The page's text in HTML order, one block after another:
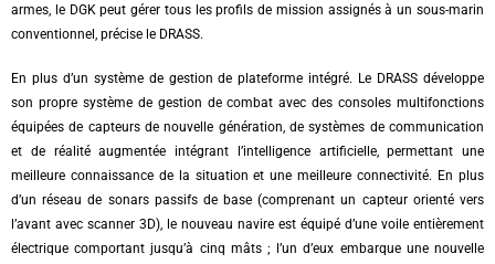
armes, le DGK peut gérer tous les profils de mission assignés à un sous-marin
conventionnel, précise le DRASS.
En plus d’un système de gestion de plateforme intégré. Le DRASS développe
son propre système de gestion de combat avec des consoles multifonctions
équipées de capteurs de nouvelle génération, de systèmes de communication
et de réalité augmentée intégrant l’intelligence artificielle, permettant une
meilleure connaissance de la situation et une meilleure connectivité. En plus
d’un réseau de sonars passifs de base (comprenant un capteur orienté vers
l’avant avec scanner 3D), le nouveau navire est équipé d’une voile entièrement
électrique comportant jusqu’à cinq mâts ; l’un d’eux embarque une nouvelle